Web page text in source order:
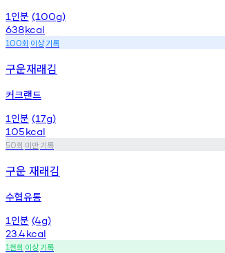
1 인분 (100g)
638kcal
100회 이상기록
구운재래김
커크랜드
1 인분 (17g)
105kcal
50회 미만기록
구운 재래김
수협유통
1 인분 (4g)
23.4kcal
1천회 이상기록